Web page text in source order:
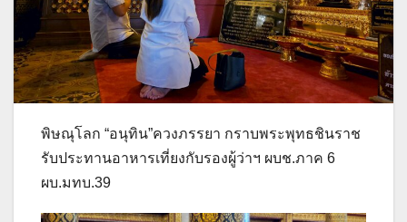
พิษณุโลก “อนุทิน”ควงภรรยา กราบพระพุทธชินราช
รับประทานอาหารเที่ยงกับรองผู้ว่าฯ ผบช.ภาค 6
ผบ.มทบ.39